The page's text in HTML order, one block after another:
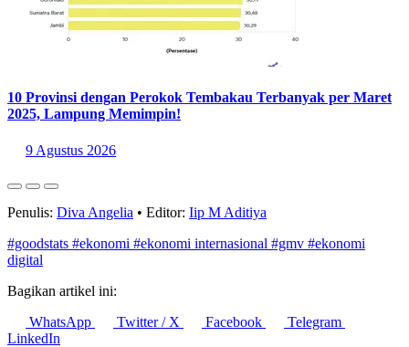
10 Provinsi dengan Perokok Tembakau Terbanyak per Maret
2025, Lampung Memimpin!
9 Agustus 2026
Penulis: Diva Angelia • Editor: Iip M Aditiya
#goodstats #ekonomi #ekonomi internasional #gmv #ekonomi
digital
Bagikan artikel ini:
WhatsApp
Twitter / X Facebook
Telegram
LinkedIn